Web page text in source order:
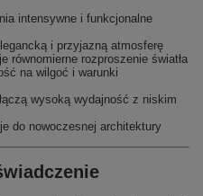
intensywne i funkcjonalne
i przyjazną atmosferę
równomierne rozproszenie światła
na wilgoć i warunki
wysoką wydajność z niskim
do nowoczesnej architektury